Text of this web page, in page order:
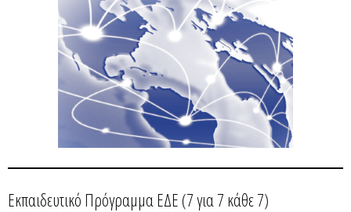
Εκπαιδευτικό Πρόγραμμα ΕΔΕ (7 για 7 κάθε 7)